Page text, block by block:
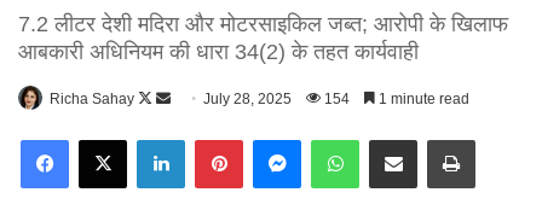
7.2 लीटर देशी मदिरा और मोटरसाइकिल जब्त; आरोपी के खिलाफ
आबकारी अधिनियम की धारा 34(2) के तहत कार्यवाही
Richa Sahay
F
l
l
d
July 28, 2025 154 1 minute read
X